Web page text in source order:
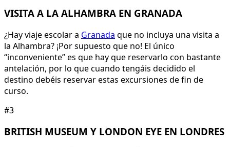
VISITA A LA ALHAMBRA EN GRANADA
¿Hay viaje escolar a Granada que no incluya una visita a
la Alhambra? ¡Por supuesto que no! El único
“inconveniente” es que hay que reservarlo con bastante
antelación, por lo que cuando tengáis decidido el
destino debéis reservar estas excursiones de fin de
curso.
#3
BRITISH MUSEUM Y LONDON EYE EN LONDRES